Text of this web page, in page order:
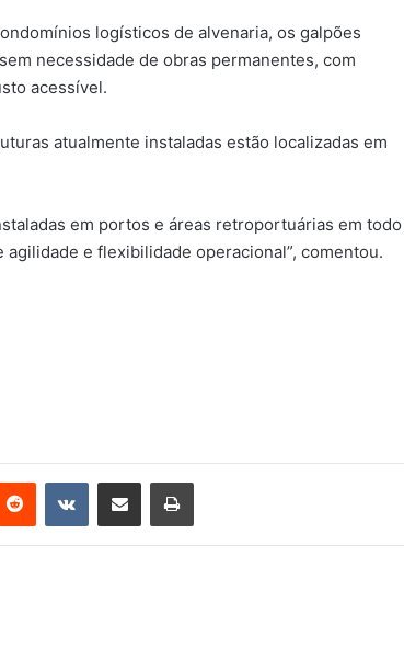
logísticos de alvenaria, os galpões
necessidade de obras permanentes, com
acessível.
atualmente instaladas estão localizadas em
em portos e áreas retroportuárias em todo
e flexibilidade operacional”, comentou.
Reddit VK Compartilhar via e-mail Imprimir